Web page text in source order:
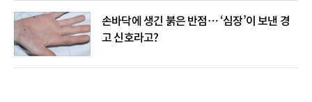
손바닥에 생긴 붉은 반점… ‘심장’이 보낸 경
고 신호라고?